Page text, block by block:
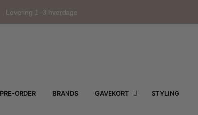
Levering 1–3 hverdage
PRE-ORDER BRANDS GAVEKORT STYLING